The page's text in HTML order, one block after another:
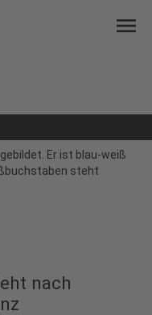
menu
Er ist blau-weiß
steht
nach